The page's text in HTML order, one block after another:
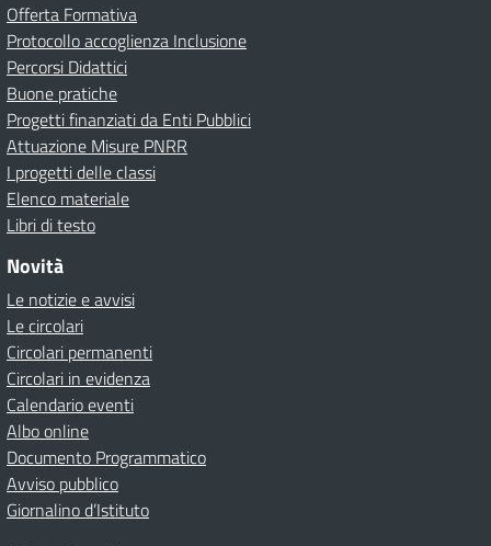
Offerta Formativa
Protocollo accoglienza Inclusione
Percorsi Didattici
Buone pratiche
Progetti finanziati da Enti Pubblici
Attuazione Misure PNRR
I progetti delle classi
Elenco materiale
Libri di testo
Novità
Le notizie e avvisi
Le circolari
Circolari permanenti
Circolari in evidenza
Calendario eventi
Albo online
Documento Programmatico
Avviso pubblico
Giornalino d’Istituto